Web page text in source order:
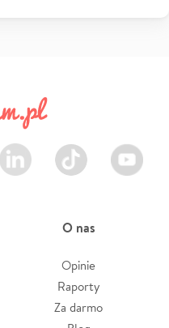
LinkedIn TikTok Youtube
O nas
Opinie
Raporty
Za darmo